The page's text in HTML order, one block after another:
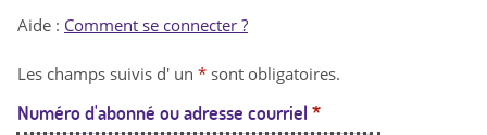
t
Aide : Comment se connecter ?
Les champs suivis d' un * sont obligatoires.
Numéro d'abonné ou adresse courriel *